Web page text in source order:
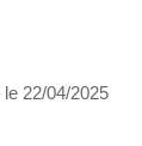
22/04/2025